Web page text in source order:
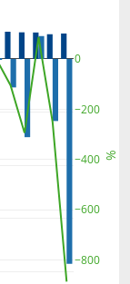
−800
−600
−400
−200
0
%